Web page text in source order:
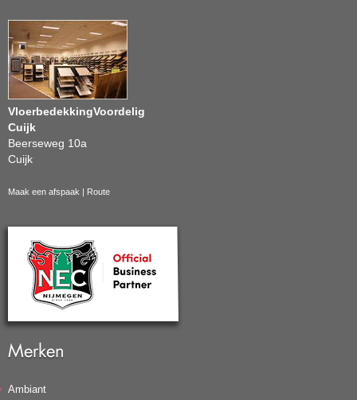
VloerbedekkingVoordelig
Cuijk
Beerseweg 10a
Cuijk
Maak een afspaak | Route
Merken
Ambiant